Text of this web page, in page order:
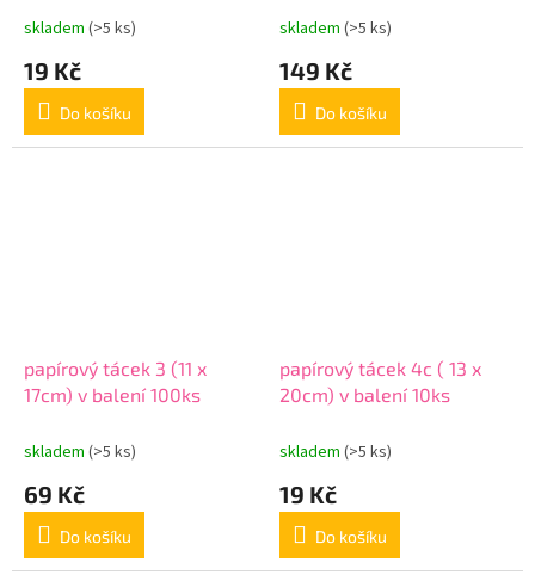
skladem (>5 ks)
19 Kč
Do košíku
skladem (>5 ks)
149 Kč
Do košíku
papírový tácek 3 (11 x
17cm) v balení 100ks
skladem (>5 ks)
69 Kč
Do košíku
papírový tácek 4c ( 13 x
20cm) v balení 10ks
skladem (>5 ks)
19 Kč
Do košíku